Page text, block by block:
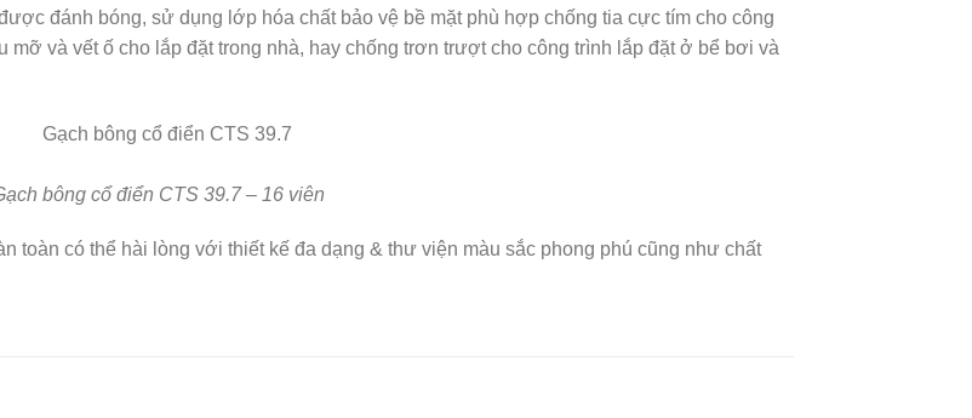
đánh bóng, sử dụng lớp hóa chất bảo vệ bề mặt phù hợp chống tia cực tím cho công
và vết ố cho lắp đặt trong nhà, hay chống trơn trượt cho công trình lắp đặt ở bể bơi và
bông cổ điển CTS 39.7 – 16 viên
toàn có thể hài lòng với thiết kế đa dạng & thư viện màu sắc phong phú cũng như chất